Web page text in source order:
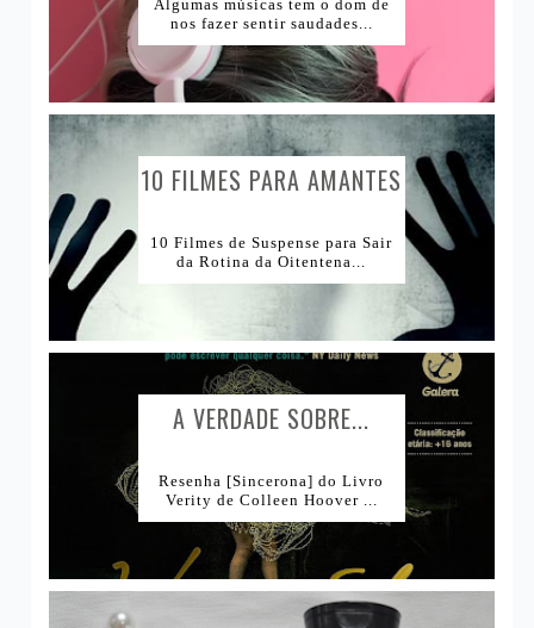
Lojas Nacionais
Algumas músicas tem o dom de
nos fazer sentir saudades...
10 FILMES PARA AMANTES
10 Filmes de Suspense para Sair
da Rotina da Oitentena...
A VERDADE SOBRE...
Resenha [Sincerona] do Livro
Verity de Colleen Hoover ...